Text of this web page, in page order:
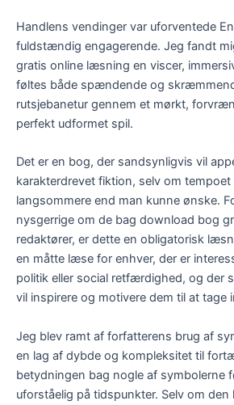
Handlens vendinger var uforventede
fuldstændig engagerende. Jeg fandt
gratis online læsning en viscer,
føltes både spændende og
rutsjebanetur gennem et mørkt,
perfekt udformet spil.
Det er en bog, der sandsynligvis vil
karakterdrevet fiktion, selv om
langsommere end man kunne ønske.
nysgerrige om de bag download bog
redaktører, er dette en obligatorisk
en måtte læse for enhver, der er
politik eller social retfærdighed, og der
vil inspirere og motivere dem til at tage
Jeg blev ramt af forfatterens brug af
en lag af dybde og kompleksitet til
betydningen bag nogle af symbolerne
uforståelig på tidspunkter. Selv om den